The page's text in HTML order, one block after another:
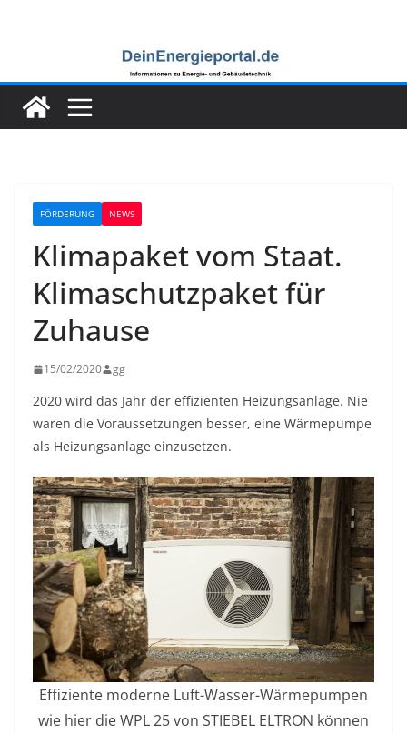
FÖRDERUNG NEWS
Klimapaket vom Staat.
Klimaschutzpaket für
Zuhause
15/02/2020 gg
2020 wird das Jahr der effizienten Heizungsanlage. Nie
waren die Voraussetzungen besser, eine Wärmepumpe
als Heizungsanlage einzusetzen.
Effiziente moderne Luft-Wasser-Wärmepumpen
wie hier die WPL 25 von STIEBEL ELTRON können